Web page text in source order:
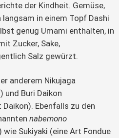
der Kindheit. Gemüse,
in einem Topf Dashi
genug Umami enthalten, in
Zucker, Sake,
Salz gewürzt.
anderem Nikujaga
Buri Daikon
Ebenfalls zu den
nabemono
Sukiyaki (eine Art Fondue